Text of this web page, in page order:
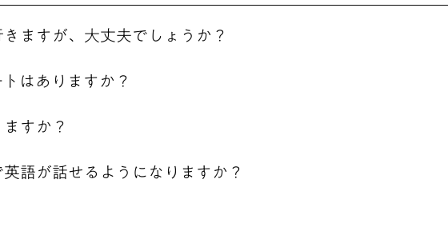
ますが、大丈夫でしょうか？
はありますか？
すか？
語が話せるようになりますか？